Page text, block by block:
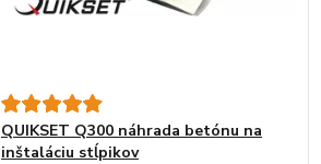
QUIKSET Q300 náhrada betónu na
inštaláciu stĺpikov